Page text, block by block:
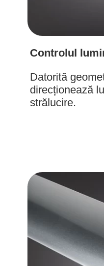
Controlul
Datorită
direcționează
strălucire.